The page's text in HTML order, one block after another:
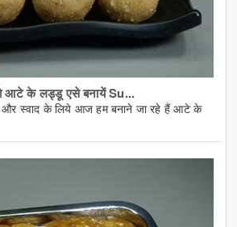
तो आटे के लड्डू एसे बनायें Su...
और स्वाद के लिये आज हम बनाने जा रहे हैं आटे के